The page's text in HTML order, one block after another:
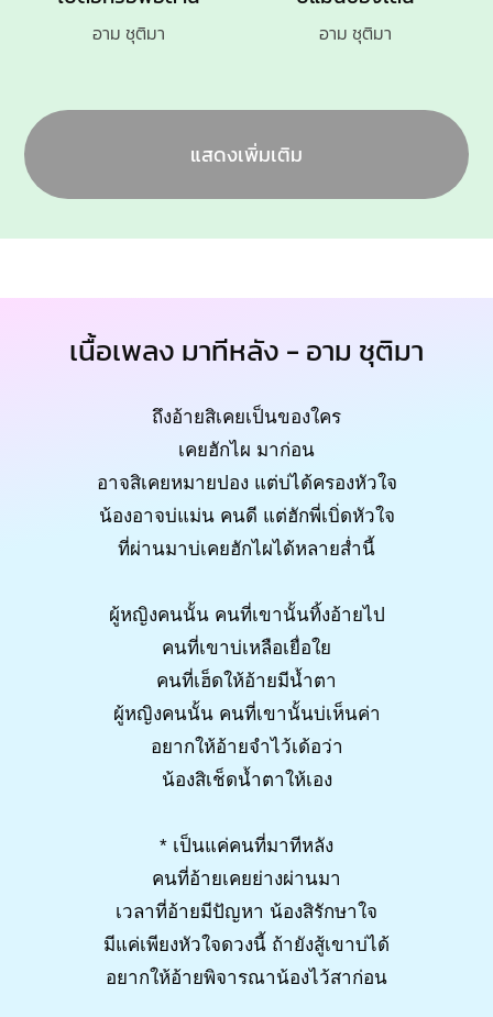
อาม ชุติมา อาม ชุติมา
แสดงเพิ่มเติม
เนื้อเพลง มาทีหลัง - อาม ชุติมา
ถึงอ้ายสิเคยเป็นของใคร
เคยฮักไผ มาก่อน
อาจสิเคยหมายปอง แต่บ่ได้ครองหัวใจ
น้องอาจบ่แม่น คนดี แต่ฮักพี่เบิ่ดหัวใจ
ที่ผ่านมาบ่เคยฮักไผได้หลายส่ำนี้
ผู้หญิงคนนั้น คนที่เขานั้นทิ้งอ้ายไป
คนที่เขาบ่เหลือเยื่อใย
คนที่เฮ็ดให้อ้ายมีน้ำตา
ผู้หญิงคนนั้น คนที่เขานั้นบ่เห็นค่า
อยากให้อ้ายจำไว้เด้อว่า
น้องสิเช็ดน้ำตาให้เอง
* เป็นแค่คนที่มาทีหลัง
คนที่อ้ายเคยย่างผ่านมา
เวลาที่อ้ายมีปัญหา น้องสิรักษาใจ
มีแค่เพียงหัวใจดวงนี้ ถ้ายังสู้เขาบ่ได้
อยากให้อ้ายพิจารณาน้องไว้สาก่อน